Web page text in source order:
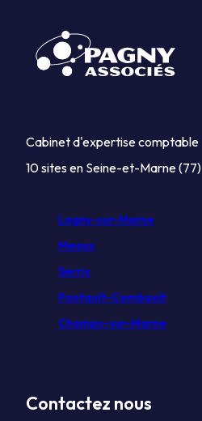
Cabinet d'expertise comptable
10 sites en Seine-et-Marne (77)
Lagny-sur-Marne
Meaux
Serris
Pontault-Combault
Champs-sur-Marne
Contactez nous